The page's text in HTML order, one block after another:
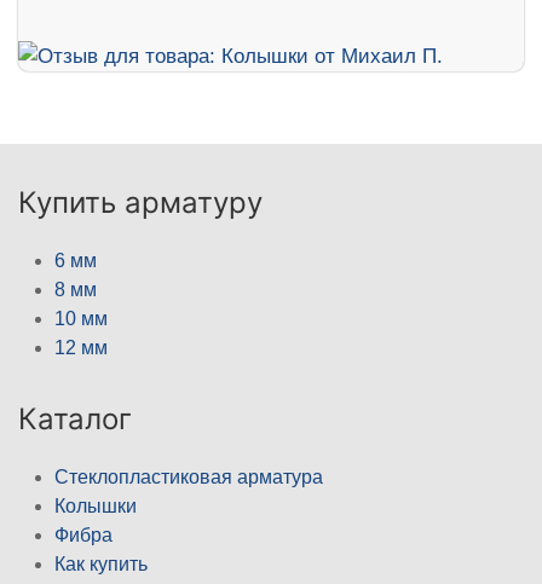
Купить арматуру
6 мм
8 мм
10 мм
12 мм
Каталог
Стеклопластиковая арматура
Колышки
Фибра
Как купить